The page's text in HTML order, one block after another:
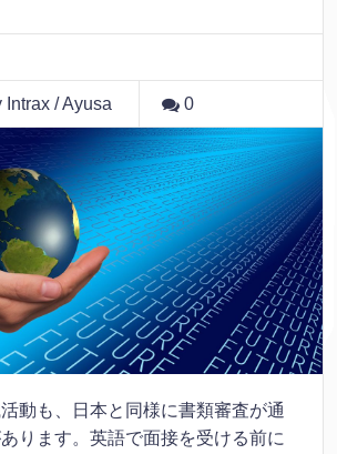
Intrax / Ayusa 0
動も、日本と同様に書類審査が通
ります。英語で面接を受ける前に